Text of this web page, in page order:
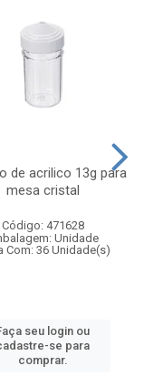
de acrilico 13g para
mesa cristal
Código: 471628
Unidade
Com: 36 Unidade(s)
seu login ou
se para
comprar.